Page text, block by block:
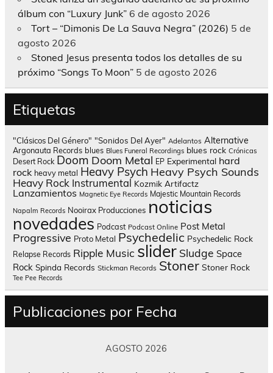
álbum con “Luxury Junk” 6 de agosto 2026
Tort – “Dimonis De La Sauva Negra” (2026) 5 de
agosto 2026
Stoned Jesus presenta todos los detalles de su
próximo “Songs To Moon” 5 de agosto 2026
Etiquetas
"Clásicos Del Género" "Sonidos Del Ayer" Adelantos Alternative
Argonauta Records blues Blues Funeral Recordings blues rock Crónicas
Desert Rock Doom Doom Metal EP Experimental hard
rock heavy metal Heavy Psych Heavy Psych Sounds
Heavy Rock Instrumental Kozmik Artifactz
Lanzamientos Magnetic Eye Records Majestic Mountain Records
Napalm Records Nooirax Producciones noticias
novedades Podcast Podcast Online Post Metal
Progressive Proto Metal Psychedelic Psychedelic Rock
Relapse Records Ripple Music slider Sludge Space
Rock Spinda Records Stickman Records Stoner Stoner Rock
Tee Pee Records
Publicaciones por Fecha
AGOSTO 2026